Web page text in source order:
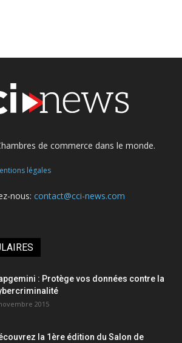
de commerce dans le monde.
légales
nous: contact@cci-news.com
: Protège vos données contre la
2015
la 1ère édition du Salon de